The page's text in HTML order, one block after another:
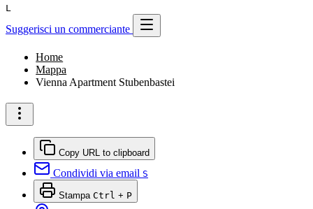
L
Suggerisci un commerciante
Home
Mappa
Vienna Apartment Stubenbastei
Copy URL to clipboard
Condividi via email S
Stampa Ctrl + P